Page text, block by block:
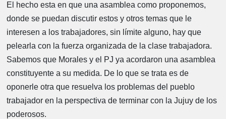
El hecho esta en que una asamblea como proponemos,
donde se puedan discutir estos y otros temas que le
interesen a los trabajadores, sin límite alguno, hay que
pelearla con la fuerza organizada de la clase trabajadora.
Sabemos que Morales y el PJ ya acordaron una asamblea
constituyente a su medida. De lo que se trata es de
oponerle otra que resuelva los problemas del pueblo
trabajador en la perspectiva de terminar con la Jujuy de los
poderosos.